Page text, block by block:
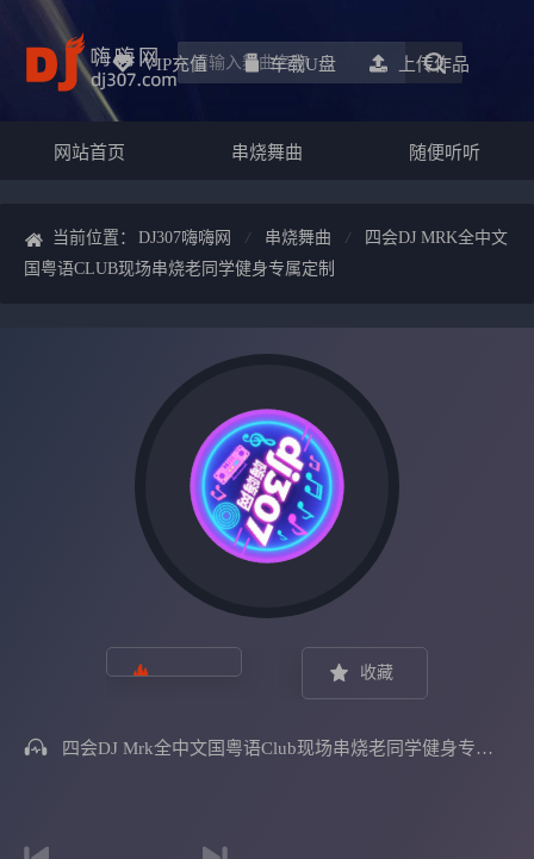
VIP充值 车载u盘 上传作品
网站首页 串烧舞曲 随便听听
当前位置： DJ307嗨嗨网 串烧舞曲
四会DJ MRK全中文
国粤语CLUB现场串烧老同学健身专属定制
收藏
四会DJ Mrk全中文国粤语Club现场串烧老同学健身专属定制